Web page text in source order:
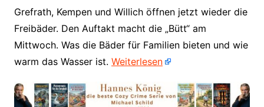
Grefrath, Kempen und Willich öffnen jetzt wieder die
Freibäder. Den Auftakt macht die „Bütt“ am
Mittwoch. Was die Bäder für Familien bieten und wie
warm das Wasser ist. Weiterlesen